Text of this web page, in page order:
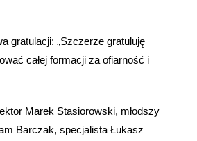
gratulacji: „Szczerze gratuluję
całej formacji za ofiarność i
Marek Stasiorowski, młodszy
Barczak, specjalista Łukasz